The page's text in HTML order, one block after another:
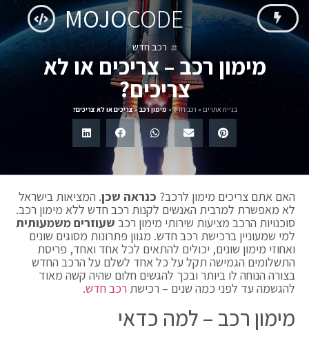
MOJOCODE
רכב חדש
מימון רכב – צריכים או לא
צריכים?
בניית אתרים » רכב חדש» מימון רכב – צריכים או לא צריכים?
האם אתם צריכים מימון לרכב? כנראה שכן. המציאות בישראל
לא מאפשרת למרבית האנשים לקנות רכב חדש ללא מימון רכב.
סוכנויות הרכב מציעות שירותי מימון רכב שעוזרים משמעותית
למי שמעוניין ברכישת רכב חדש. מגוון פתרונות מסוגים שונים
ואחוזי מימון שונים, יכולים להתאים לכל אחד ואחד, פריסת
התשלומים הגמישה תקל על כל אחד לשלם על הרכב החדש
בצורה הנוחה לו ביותר ובכך להגשים חלום שהיה קשה מאוד
להגשמה עד לפני כמה שנים – רכישת רכב חדש.
מימון רכב – למה כדאי